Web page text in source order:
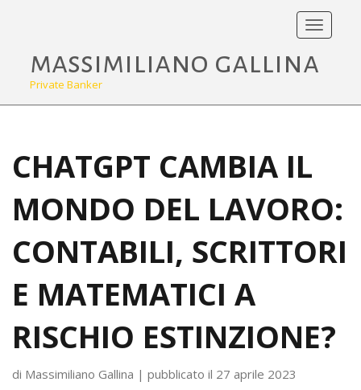
Toggle
massimiliano gallina
Private Banker
CHATGPT CAMBIA IL
MONDO DEL LAVORO:
CONTABILI, SCRITTORI
E MATEMATICI A
RISCHIO ESTINZIONE?
di Massimiliano Gallina | pubblicato il 27 aprile 2023